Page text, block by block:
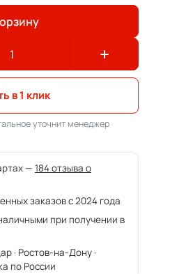
в 1 клик
уточнит менеджер
— 184 отзыва о
заказов с 2024 года
при получении в
· Ростов-на-Дону ·
по России